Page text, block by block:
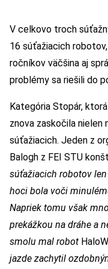
V celkovo troch
16 súťažiacich
ročníkov väčšina aj
problémy sa riešili do
Kategória Stopár,
znova zaskočila nielen
súťažiacich. Jeden z
Balogh z FEI STU
súťažiacich robotov
hoci bola voči
Napriek tomu však
prekážkou na dráhe a
smolu mal robot
jazde zachytil